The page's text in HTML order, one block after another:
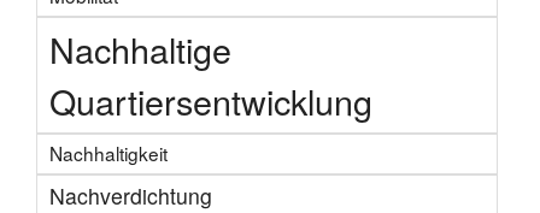
Nachhaltige
Quartiersentwicklung
Nachhaltigkeit
Nachverdichtung